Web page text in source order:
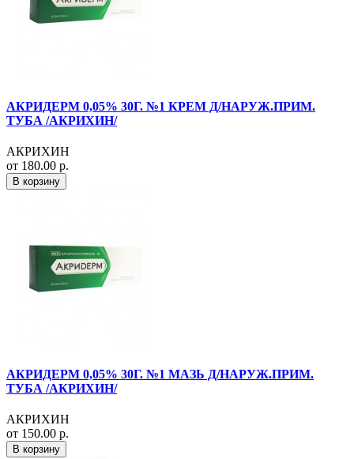
АКРИДЕРМ 0,05% 30Г. №1 КРЕМ Д/НАРУЖ.ПРИМ.
ТУБА /АКРИХИН/
АКРИХИН
от 180.00 р.
В корзину
АКРИДЕРМ 0,05% 30Г. №1 МАЗЬ Д/НАРУЖ.ПРИМ.
ТУБА /АКРИХИН/
АКРИХИН
от 150.00 р.
В корзину